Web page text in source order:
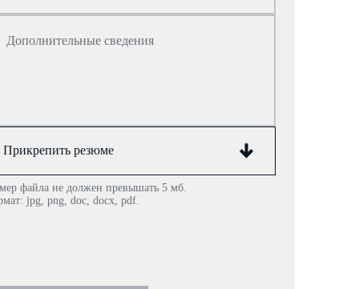
Дополнительные сведения
Прикрепить резюме
файла не должен превышать 5 мб.
jpg, png, doc, docx, pdf.